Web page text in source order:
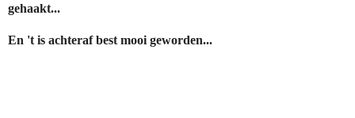
gehaakt...
En 't is achteraf best mooi geworden...